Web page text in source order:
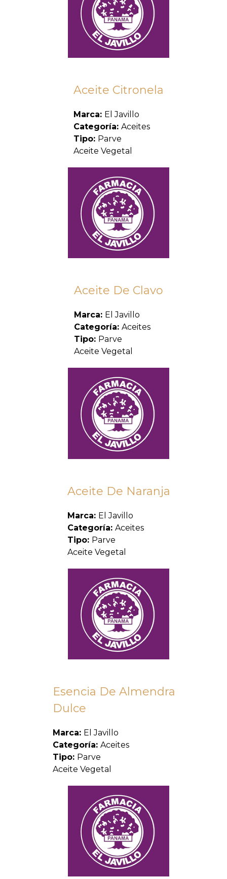
Aceite Citronela
Marca: El Javillo
Categoría: Aceites
Tipo: Parve
Aceite Vegetal
Aceite De Clavo
Marca: El Javillo
Categoría: Aceites
Tipo: Parve
Aceite Vegetal
Aceite De Naranja
Marca: El Javillo
Categoría: Aceites
Tipo: Parve
Aceite Vegetal
Esencia De Almendra
Dulce
Marca: El Javillo
Categoría: Aceites
Tipo: Parve
Aceite Vegetal